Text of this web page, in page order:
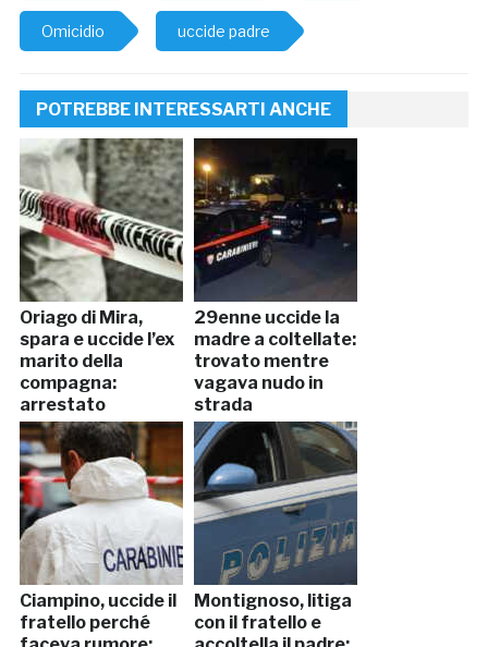
Omicidio uccide padre
POTREBBE INTERESSARTI ANCHE
Oriago di Mira,
spara e uccide l’ex
marito della
compagna:
arrestato
29enne uccide la
madre a coltellate:
trovato mentre
vagava nudo in
strada
Ciampino, uccide il
fratello perché
Montignoso, litiga
con il fratello e